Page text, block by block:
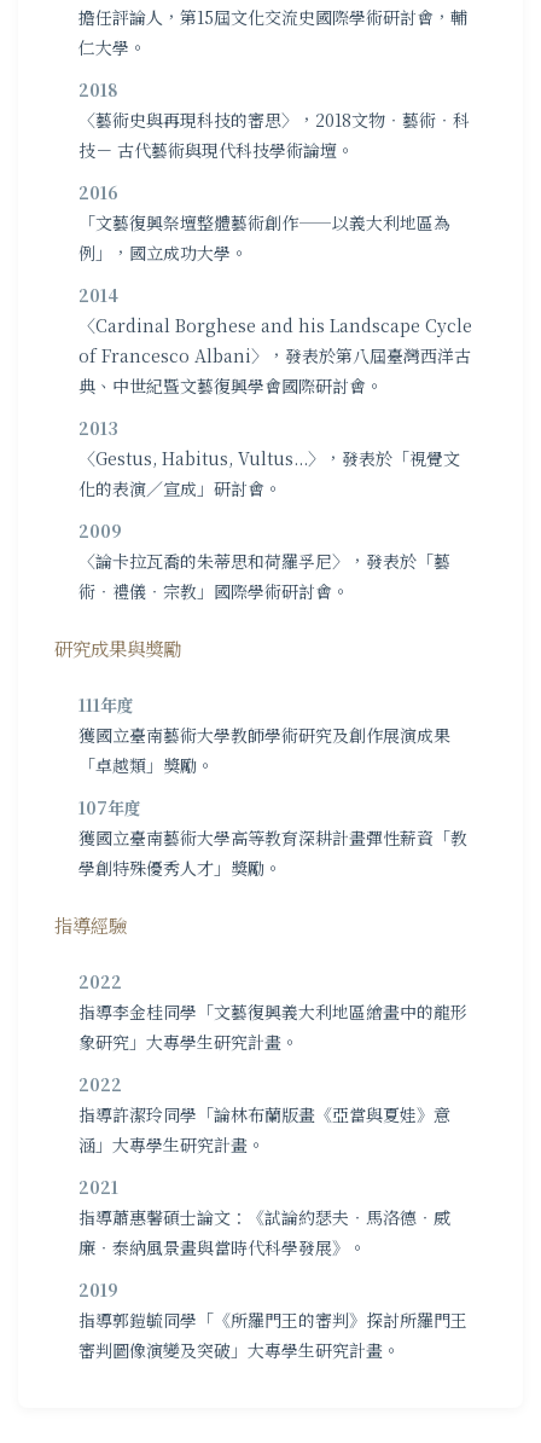
擔任評論人，第15屆文化交流史國際學術研討會，輔
仁大學。
2018
〈藝術史與再現科技的審思〉，2018文物‧藝術‧科
技－ 古代藝術與現代科技學術論壇。
2016
「文藝復興祭壇整體藝術創作——以義大利地區為
例」，國立成功大學。
2014
〈Cardinal Borghese and his Landscape Cycle
of Francesco Albani〉，發表於第八屆臺灣西洋古
典、中世紀暨文藝復興學會國際研討會。
2013
〈Gestus, Habitus, Vultus...〉，發表於「視覺文
化的表演／宣成」研討會。
2009
〈論卡拉瓦喬的朱蒂思和荷羅孚尼〉，發表於「藝
術‧禮儀‧宗教」國際學術研討會。
研究成果與獎勵
111年度
獲國立臺南藝術大學教師學術研究及創作展演成果
「卓越類」獎勵。
107年度
獲國立臺南藝術大學高等教育深耕計畫彈性薪資「教
學創特殊優秀人才」獎勵。
指導經驗
2022
指導李金桂同學「文藝復興義大利地區繪畫中的龍形
象研究」大專學生研究計畫。
2022
指導許潔玲同學「論林布蘭版畫《亞當與夏娃》意
涵」大專學生研究計畫。
2021
指導蕭惠馨碩士論文：《試論約瑟夫‧馬洛德‧威
廉‧泰納風景畫與當時代科學發展》。
2019
指導郭鎧毓同學「《所羅門王的審判》探討所羅門王
審判圖像演變及突破」大專學生研究計畫。